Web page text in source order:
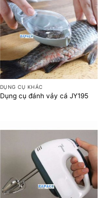
DỤNG CỤ KHÁC
Dụng cụ đánh vảy cá JY195